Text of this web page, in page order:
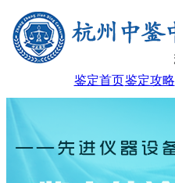
鉴定首页鉴定攻略